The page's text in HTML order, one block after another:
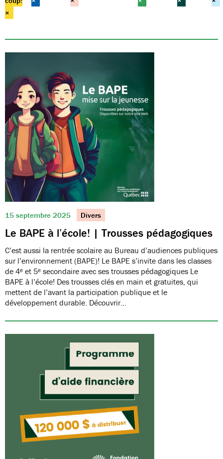
15 septembre 2025 Divers
Le BAPE à l’école! | Trousses pédagogiques
C’est aussi la rentrée scolaire au Bureau d’audiences publiques
sur l’environnement (BAPE)! Le BAPE s’invite dans les classes
de 4ᵉ et 5ᵉ secondaire avec ses trousses pédagogiques Le
BAPE à l’école! Des trousses clés en main et gratuites, qui
mettent de l’avant la participation publique et le
développement durable. Découvrir…
×